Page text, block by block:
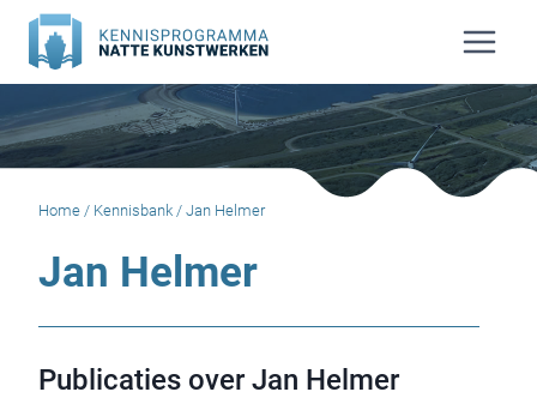
Doorgaan
naar
inhoud
Home / Kennisbank / Jan Helmer
Jan Helmer
Publicaties over Jan Helmer